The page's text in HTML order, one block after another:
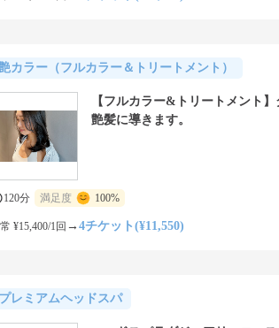
カラー（フルカラー＆トリートメント）
【フルカラー&トリートメント
艶髪に導きます。
120分 満足度 100%
¥15,400/1回 → 4チケット(¥11,550)
レミアムヘッドスパ